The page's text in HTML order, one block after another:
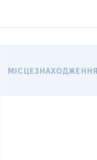
МІСЦЕЗНАХОДЖЕННЯ